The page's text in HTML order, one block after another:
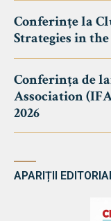
Conferințe la
Strategies in
Conferința de
Association
2026
APARIȚII